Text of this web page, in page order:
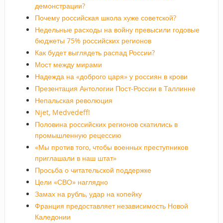
демонстрации?
Почему российская школа хуже советской?
Недельные расходы на войну превысили годовые
бюджеты 75% российских регионов
Как будет выглядеть распад России?
Мост между мирами
Надежда на «доброго царя» у россиян в крови
Презентация Антологии Пост-России в Таллинне
Непальская революция
Njet, Medvedeff!
Половина российских регионов скатились в
промышленную рецессию
«Мы против того, чтобы военных преступников
приглашали в наш штат»
Просьба о читательской поддержке
Цели «СВО» наглядно
Замах на рубль, удар на копейку
Франция предоставляет независимость Новой
Каледонии